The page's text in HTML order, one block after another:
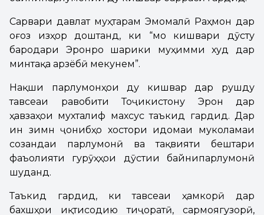
Сарвари давлат муҳтарам Эмомалӣ Раҳмон дар
оғоз изҳор доштанд, ки “мо кишвари дӯсту
бародари Эронро шарики муҳимми худ дар
минтақа арзёбӣ мекунем”.
Нақши парлумонҳои ду кишвар дар рушду
тавсеаи равобити Тоҷикистону Эрон дар
ҳавзаҳои мухталиф махсус таъкид гардид. Дар
ин зимн ҷонибҳо хостори идомаи муколамаи
созандаи парлумонӣ ва тақвияти бештари
фаъолияти гурӯҳҳои дӯстии байнипарлумонӣ
шуданд.
Таъкид гардид, ки тавсеаи ҳамкорӣ дар
бахшҳои иқтисодию тиҷоратӣ, сармоягузорӣ,